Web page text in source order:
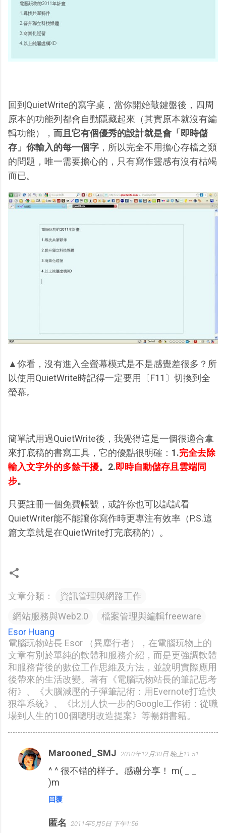
回到QuietWrite的寫字桌，當你開始敲鍵盤後，四周
原本的功能列都會自動隱藏起來（其實原本就沒有編
輯功能）， 而且它有個優秀的設計就是會「即時儲
存」你輸入的每一個字 ，所以完全不用擔心存檔之類
的問題，唯一需要擔心的，只有寫作靈感有沒有枯竭
而已。
▲你看，沒有進入全螢幕模式是不是感覺差很多？所
以使用QuietWrite時記得一定要用〔F11〕切換到全
螢幕。
簡單試用過QuietWrite後，我覺得這是一個很適合拿
來打底稿的書寫工具，它的優點很明確： 1.完全去除
輸入文字外的多餘干擾。2.即時自動儲存且雲端同
步。
只要註冊一個免費帳號，或許你也可以試試看
QuietWriter能不能讓你寫作時更專注有效率（P.S.這
篇文章就是在QuietWrite打完底稿的）。
文章分類：
資訊管理與網路工作
網站服務與Web2.0
檔案管理與編輯freeware
Esor Huang
電腦玩物站長 Esor （異塵行者），在電腦玩物上的
文章有別於單純的軟體和服務介紹，而是更強調軟體
和服務背後的數位工作思維及方法，並說明實際應用
後帶來的生活改變。著有《電腦玩物站長的筆記思考
術》、《大腦減壓的子彈筆記術：用Evernote打造快
狠準系統》、《比別人快一步的Google工作術：從職
場到人生的100個聰明改造提案》等暢銷書籍。
留
言
Marooned_SMJ 2010年12月30日 晚上11:51
^ ^ 很不错的样子。感谢分享！ m( _ _
)m
回覆
匿名 2011年5月5日 下午1:56